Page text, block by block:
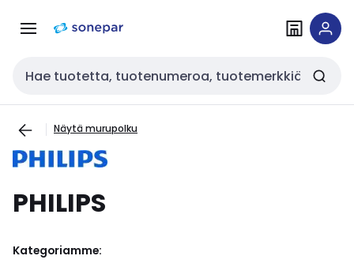
navigointiinsisältöön
Haku
Näytä murupolku
PHILIPS
Kategoriamme: